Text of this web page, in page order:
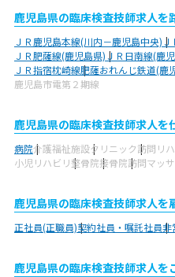
鹿児島県の臨床検査技師求人を
ＪＲ鹿児島本線(川内－鹿児島中央)
ＪＲ肥薩線(鹿児島県)ＪＲ日南線(鹿
ＪＲ指宿枕崎線肥薩おれんじ鉄道(鹿
鹿児島市電第２期線
鹿児島県の臨床検査技師求人を
病院介護福祉施設クリニック訪問リ
小児リハビリ整骨院接骨院訪問マッ
鹿児島県の臨床検査技師求人を
正社員(正職員)契約社員・嘱託社員非
鹿児島県の臨床検査技師求人を